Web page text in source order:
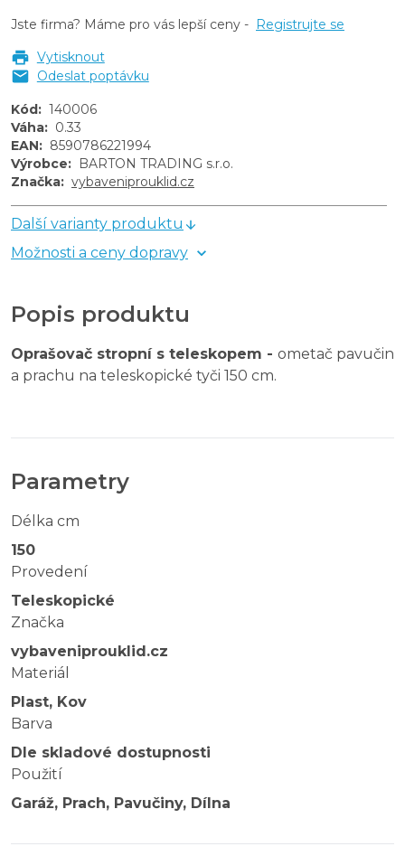
Jste firma? Máme pro vás lepší ceny - Registrujte se
Vytisknout
Odeslat poptávku
Kód: 140006
Váha: 0.33
EAN: 8590786221994
Výrobce: BARTON TRADING s.r.o.
Značka: vybaveniprouklid.cz
Další varianty produktu
Možnosti a ceny dopravy
Popis produktu
Oprašovač stropní s teleskopem - ometač pavučin
a prachu na teleskopické tyči 150 cm.
Parametry
Délka cm
150
Provedení
Teleskopické
Značka
vybaveniprouklid.cz
Materiál
Plast, Kov
Barva
Dle skladové dostupnosti
Použití
Garáž, Prach, Pavučiny, Dílna